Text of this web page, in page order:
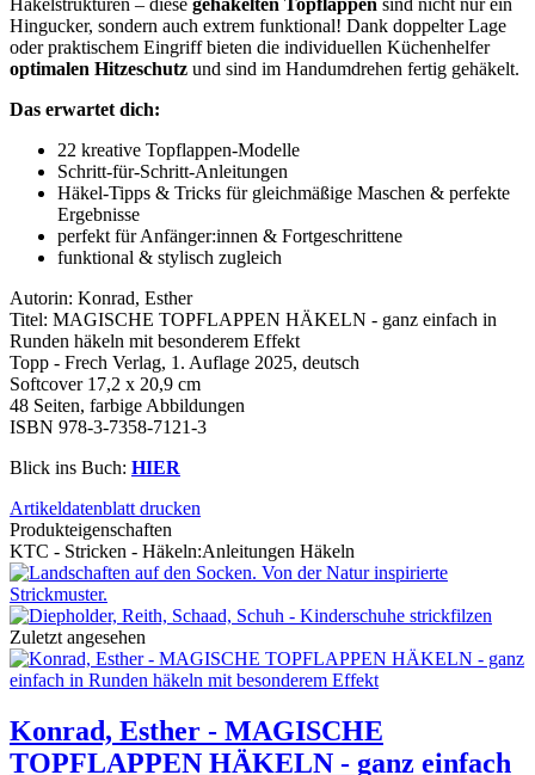
Hingucker, sondern auch extrem funktional! Dank doppelter Lage
oder praktischem Eingriff bieten die individuellen Küchenhelfer
optimalen Hitzeschutz und sind im Handumdrehen fertig gehäkelt.
Das erwartet dich:
22 kreative Topflappen-Modelle
Schritt-für-Schritt-Anleitungen
Häkel-Tipps & Tricks für gleichmäßige Maschen & perfekte
Ergebnisse
perfekt für Anfänger:innen & Fortgeschrittene
funktional & stylisch zugleich
Autorin: Konrad, Esther
Titel: MAGISCHE TOPFLAPPEN HÄKELN - ganz einfach in
Runden häkeln mit besonderem Effekt
Topp - Frech Verlag, 1. Auflage 2025, deutsch
Softcover 17,2 x 20,9 cm
48 Seiten, farbige Abbildungen
ISBN 978-3-7358-7121-3
Blick ins Buch: HIER
Artikeldatenblatt drucken
Produkteigenschaften
KTC - Stricken - Häkeln:Anleitungen Häkeln
Zuletzt angesehen
Konrad, Esther - MAGISCHE
TOPFLAPPEN HÄKELN - ganz einfach